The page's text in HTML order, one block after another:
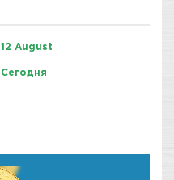
12 August
Сегодня